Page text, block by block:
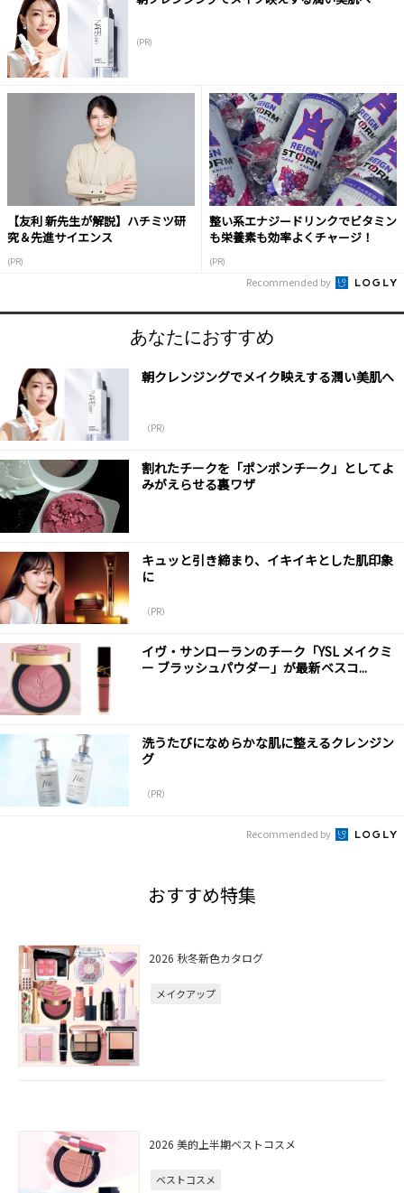
(PR)
【友利 新先生が解説】ハチミツ研
究＆先進サイエンス
(PR)
整い系エナジードリンクでビタミン
も栄養素も効率よくチャージ！
(PR)
Recommended by
あなたにおすすめ
朝クレンジングでメイク映えする潤い美肌へ
（PR）
割れたチークを「ポンポンチーク」としてよ
みがえらせる裏ワザ
キュッと引き締まり、イキイキとした肌印象
に
（PR）
イヴ・サンローランのチーク「YSL メイクミ
ー ブラッシュパウダー」が最新ベスコ...
洗うたびになめらかな肌に整えるクレンジン
グ
（PR）
Recommended by
おすすめ特集
2026 秋冬新色カタログ
メイクアップ
2026 美的上半期ベストコスメ
ベストコスメ